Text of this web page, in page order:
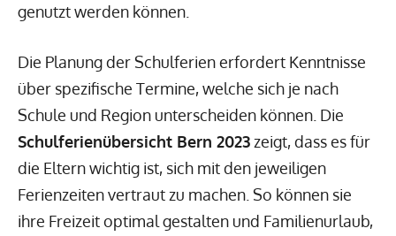
genutzt werden können.
Die Planung der Schulferien erfordert Kenntnisse
über spezifische Termine, welche sich je nach
Schule und Region unterscheiden können. Die
Schulferienübersicht Bern 2023zeigt, dass es für
die Eltern wichtig ist, sich mit den jeweiligen
Ferienzeiten vertraut zu machen. So können sie
ihre Freizeit optimal gestalten und Familienurlaub,